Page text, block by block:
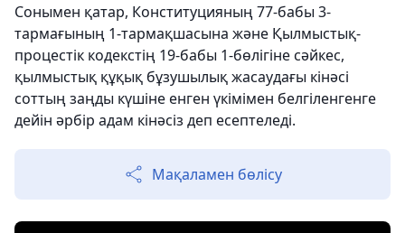
Сонымен қатар, Конституцияның 77-бабы 3-
тармағының 1-тармақшасына және Қылмыстық-
процестік кодекстің 19-бабы 1-бөлігіне сәйкес,
қылмыстық құқық бұзушылық жасаудағы кінәсі
соттың заңды күшіне енген үкімімен белгіленгенге
дейін әрбір адам кінәсіз деп есептеледі.
Мақаламен бөлісу